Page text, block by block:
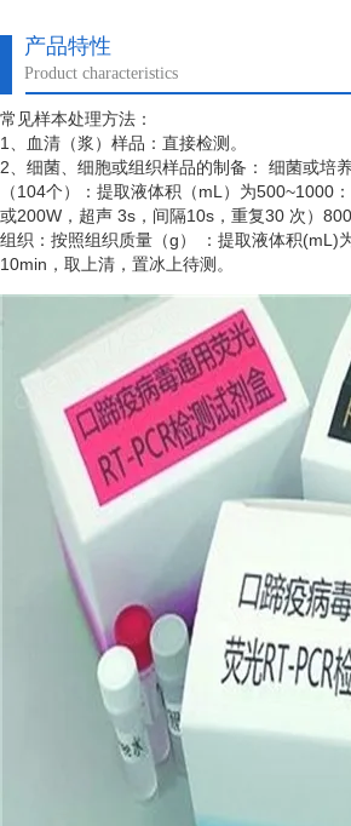
产品特性
Product characteristics
常见样本处理方法：
1、血清（浆）样品：直接检测。
2、细菌、细胞或组织样品的制备： 细菌或培
（104个）：提取液体积（mL）为500~1000
或200W，超声 3s，间隔10s，重复30 次）
组织：按照组织质量（g） ：提取液体积(mL)
10min，取上清，置冰上待测。